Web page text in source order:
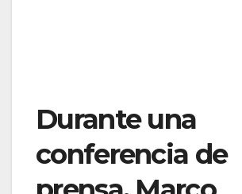
Durante una
conferencia de